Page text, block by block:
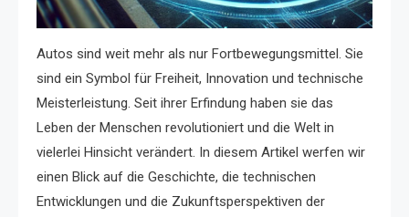
Autos sind weit mehr als nur Fortbewegungsmittel. Sie
sind ein Symbol für Freiheit, Innovation und technische
Meisterleistung. Seit ihrer Erfindung haben sie das
Leben der Menschen revolutioniert und die Welt in
vielerlei Hinsicht verändert. In diesem Artikel werfen wir
einen Blick auf die Geschichte, die technischen
Entwicklungen und die Zukunftsperspektiven der